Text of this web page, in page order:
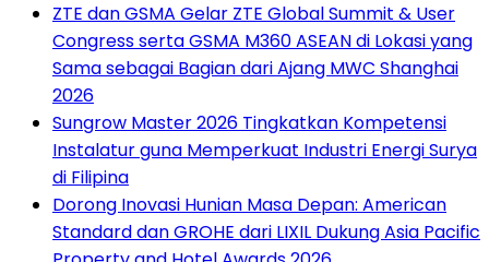
ZTE dan GSMA Gelar ZTE Global Summit & User
Congress serta GSMA M360 ASEAN di Lokasi yang
Sama sebagai Bagian dari Ajang MWC Shanghai
2026
Sungrow Master 2026 Tingkatkan Kompetensi
Instalatur guna Memperkuat Industri Energi Surya
di Filipina
Dorong Inovasi Hunian Masa Depan: American
Standard dan GROHE dari LIXIL Dukung Asia Pacific